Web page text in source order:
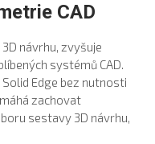
CAD
návrhu, zvyšuje
systémů CAD.
Edge bez nutnosti
zachovat
sestavy 3D návrhu,